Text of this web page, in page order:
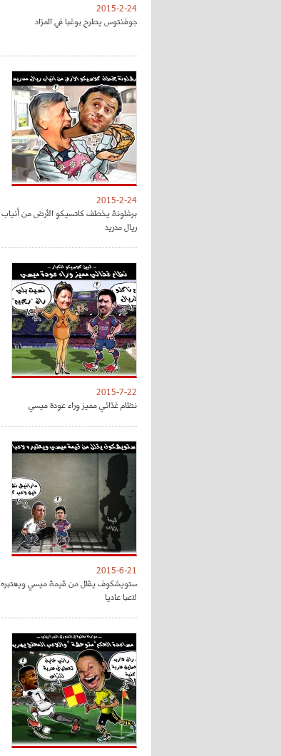
2015-2-24
جوفنتوس يطرح بوغبا في المزاد
2015-2-24
برشلونة يخطف كاتسيكو الأرض من أنياب
ريال مدريد
2015-7-22
نظام غذائي مميز وراء عودة ميسي
2015-6-21
ستويشكوف يقلل من قيمة ميسي ويعتبره
لاعبا عاديا